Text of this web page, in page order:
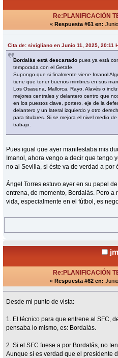
Re:PLANIFICACIÓN
« Respuesta #61 en:
Cita de: sivigliano en Junio 11, 2025, 20:11
Bordalás está descartado pues ya está
temporada con el Getafe.
Supongo que si finalmente viene Imanol
tiene que tener buenos mimbres en sus
Los Osasuna, Mallorca, Rayo, Alavés o
mejores centrales y delantero centro que
en los puestos clave, portero, eje de la
delantero y un lateral izquierdo y otro
para titulares. Si se mejora el nivel medio
trabajo.
Pues igual que ayer manifestaba mis
Imanol, ahora vengo a decir que tengo
no al Sevilla, si éste va de verdad a por
Ángel Torres estuvo ayer en su papel
entrena, de momento, Bordalás. Pero
vida, especialmente en el fútbol, es
Re:PLANIFICACIÓN
« Respuesta #62 en:
Desde mi punto de vista:
1. El técnico para que entrene al SFC,
pensaba lo mismo, es: Bordalás.
2. Si el SFC fuese a por Bordalás, no
Aunque sí es verdad que el presidente